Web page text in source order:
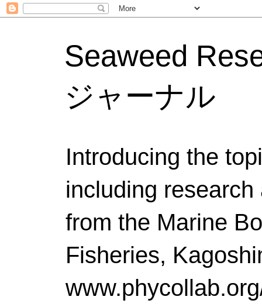
Seaweed
ジャーナル
Introducing the
including
from the Marine
Fisheries,